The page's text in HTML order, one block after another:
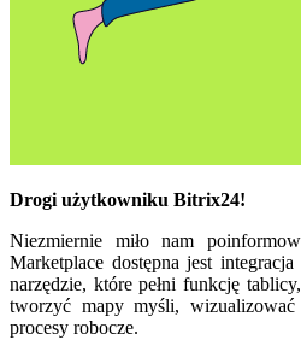
Drogi użytkowniku Bitrix24!
Niezmiernie miło nam
Marketplace dostępna jest
narzędzie, które pełni funkcję
tworzyć mapy myśli,
procesy robocze.